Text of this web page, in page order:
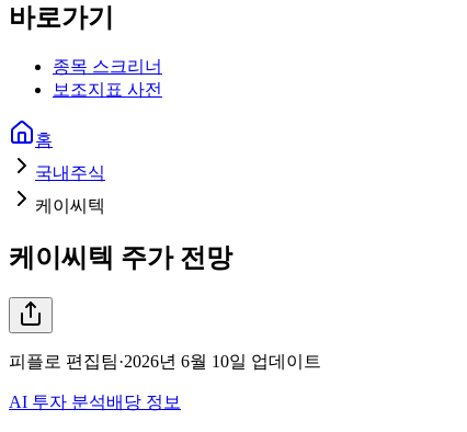
바로가기
종목 스크리너
보조지표 사전
홈
국내주식
케이씨텍
케이씨텍 주가 전망
피플로 편집팀·2026년 6월 10일 업데이트
AI 투자 분석배당 정보